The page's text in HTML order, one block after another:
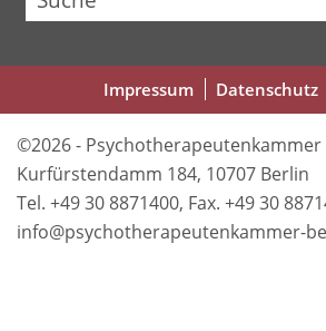
Impressum Datenschutz
©2026 - Psychotherapeutenkammer
Kurfürstendamm 184, 10707 Berlin
Tel. +49 30 8871400, Fax. +49 30
info@psychotherapeutenkammer-